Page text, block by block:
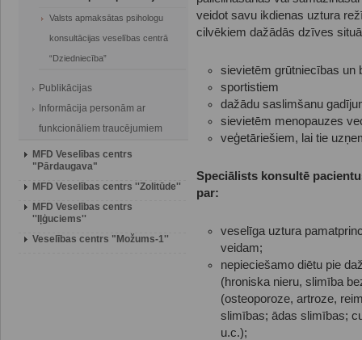
Valsts apmaksātas psihologu
konsultācijas veselības centrā
“Dziedniecība”
Publikācijas
Informācija personām ar
funkcionāliem traucējumiem
MFD Veselības centrs
"Pārdaugava"
MFD Veselības centrs ''Zolitūde''
MFD Veselības centrs
''Iļģuciems''
Veselības centrs "Možums-1''
veidot savu ikdienas uztura
cilvēkiem dažādās dzīves
sievietēm grūtniecības un
sportistiem
dažādu saslimšanu
sievietēm menopauzes
veģetāriešiem, lai tie
Speciālists konsultē
par:
veselīga uztura
veidam;
nepieciešamo diētu pie
(hroniska nieru, slimība
(osteoporoze, artroze,
slimības; ādas slimības;
u.c.);